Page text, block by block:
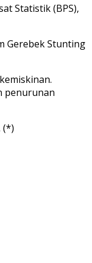
Statistik (BPS),
Gerebek Stunting
penurunan
(*)